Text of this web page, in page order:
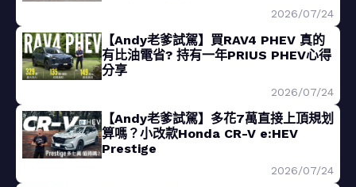
2026/07/24
【Andy老爹試駕】買RAV4 PHEV 真的
有比油電省? 持有一年PRIUS PHEV心得
分享
2026/07/24
【Andy老爹試駕】多花7萬直接上頂規划
算嗎？小改款Honda CR-V e:HEV
Prestige
2026/07/24